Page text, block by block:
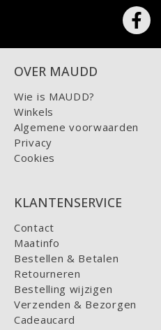
OVER MAUDD
Wie is MAUDD?
Winkels
Algemene voorwaarden
Privacy
Cookies
KLANTENSERVICE
Contact
Maatinfo
Bestellen & Betalen
Retourneren
Bestelling wijzigen
Verzenden & Bezorgen
Cadeaucard